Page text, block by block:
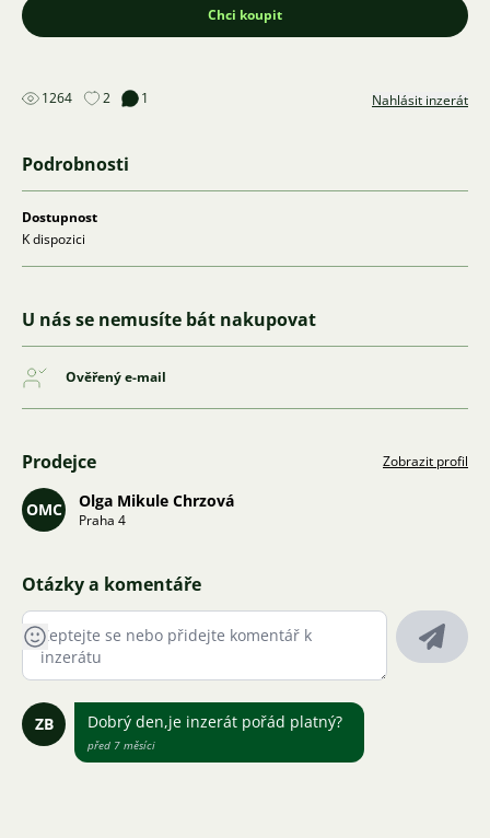
Chci koupit
1264 2 1 Nahlásit inzerát
Podrobnosti
Dostupnost
K dispozici
U nás se nemusíte bát nakupovat
Ověřený e-mail
Prodejce Zobrazit profil
OMC Olga Mikule Chrzová
Praha 4
Otázky a komentáře
ZB Dobrý den,je inzerát pořád platný?
před 7 měsíci